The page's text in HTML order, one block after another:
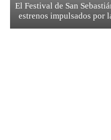
El Festival de San
estrenos impulsados por